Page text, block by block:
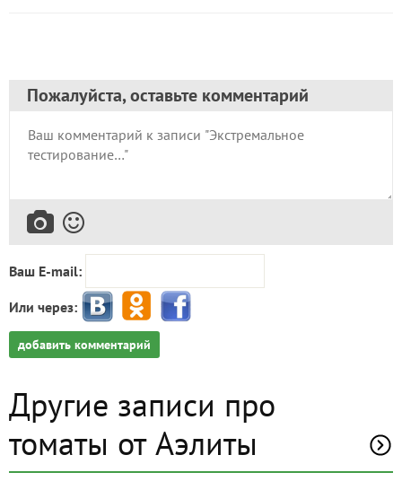
Пожалуйста, оставьте комментарий
Ваш E-mail:
Или через:
добавить комментарий
Другие записи про
томаты от Аэлиты